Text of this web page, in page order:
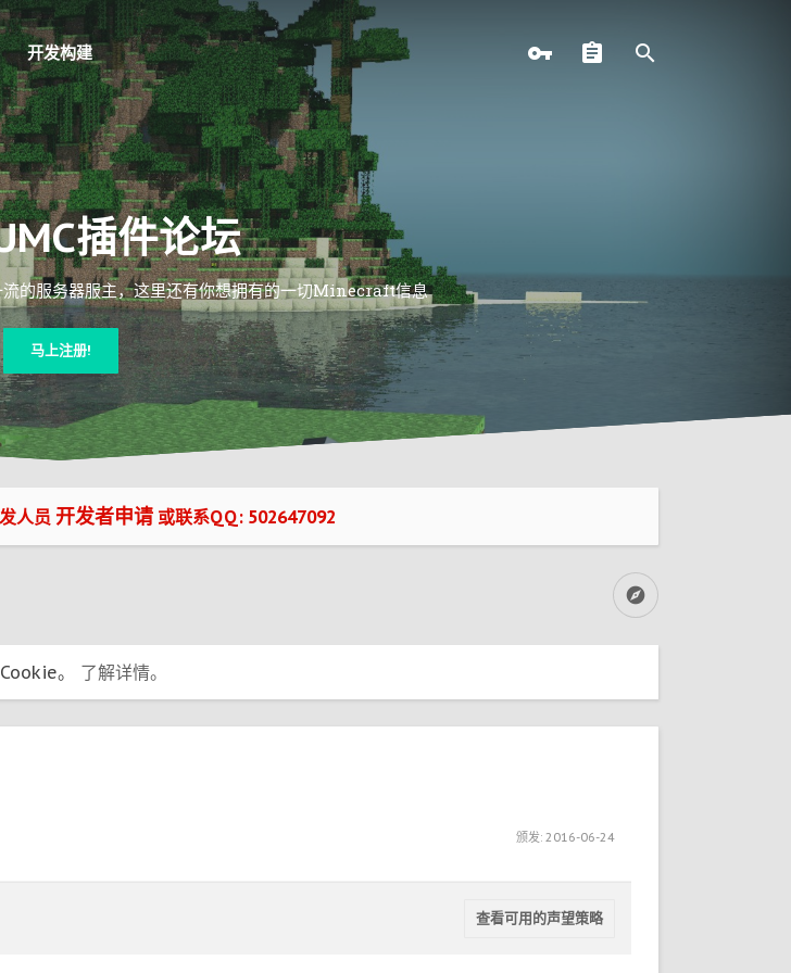
开发构建
插件论坛
的服务器服主，这里还有你想拥有的一切Minecraft信息
马上注册!
人员 开发者申请 或联系QQ: 502647092
。 了解详情。
颁发: 2016-06-24
查看可用的声望策略